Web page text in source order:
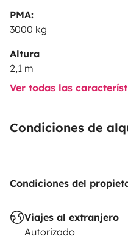
Les animaux sont
des plaids pour protéger.
N'hésitez pas à nous
PMA:
3000 kg
Altura
2,1 m
Ver todas las
Condiciones de
Condiciones del
Viajes al extranjero
Autorizado